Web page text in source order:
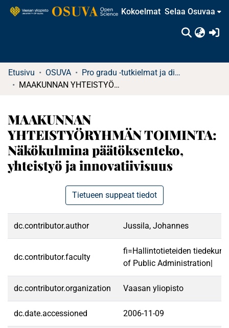
Kokoelmat Selaa Osuvaa
Etusivu OSUVA
Pro gradu -tutkielmat ja diplomityöt
MAAKUNNAN YHTEISTYÖRYHMÄN TOIMINTA: Näkökulmina päätöksenteko, yhteistyö ja innovatiivisuus
MAAKUNNAN
YHTEISTYÖRYHMÄN TOIMINTA:
Näkökulmina päätöksenteko,
yhteistyö ja innovatiivisuus
Tietueen suppeat tiedot
dc.contributor.author Jussila, Johannes
dc.contributor.faculty
fi=Hallintotieteiden
of Public Administration|
dc.contributor.organization Vaasan yliopisto
dc.date.accessioned 2006-11-09